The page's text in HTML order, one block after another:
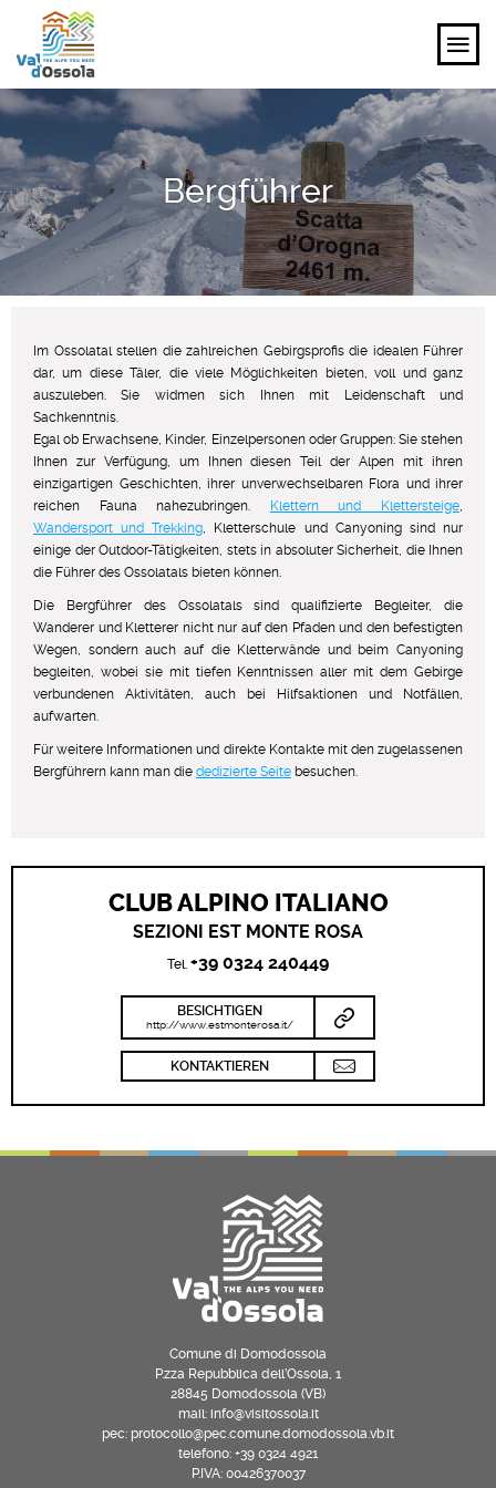
ENTDECKEN
ERLEBEN
PLANEN
VERANSTALTUNGEN UND IDEEN
DE
Bergführer
Im Ossolatal stellen die zahlreichen Gebirgsprofis die idealen Führer
dar, um diese Täler, die viele Möglichkeiten bieten, voll und ganz
auszuleben. Sie widmen sich Ihnen mit Leidenschaft und
Sachkenntnis.
Egal ob Erwachsene, Kinder, Einzelpersonen oder Gruppen: Sie stehen
Ihnen zur Verfügung, um Ihnen diesen Teil der Alpen mit ihren
einzigartigen Geschichten, ihrer unverwechselbaren Flora und ihrer
reichen Fauna nahezubringen. Klettern und Klettersteige
Wandersport und Trekking , Kletterschule und Canyoning sind nur
einige der Outdoor-Tätigkeiten, stets in absoluter Sicherheit, die Ihnen
die Führer des Ossolatals bieten können.
Die Bergführer des Ossolatals sind qualifizierte Begleiter, die
Wanderer und Kletterer nicht nur auf den Pfaden und den befestigten
Wegen, sondern auch auf die Kletterwände und beim Canyoning
begleiten, wobei sie mit tiefen Kenntnissen aller mit dem Gebirge
verbundenen Aktivitäten, auch bei Hilfsaktionen und Notfällen,
aufwarten.
Für weitere Informationen und direkte Kontakte mit den zugelassenen
Bergführern kann man die dedizierte Seite besuchen.
CLUB ALPINO ITALIANO
SEZIONI EST MONTE ROSA
Tel. +39 0324 240449
BESICHTIGEN
http://www.estmonterosa.it/
KONTAKTIEREN
Comune di Domodossola
P.zza Repubblica dell’Ossola, 1
28845 Domodossola (VB)
mail: info@visitossola.it
pec: protocollo@pec.comune.domodossola.vb.it
telefono: +39 0324 4921
P.IVA: 00426370037